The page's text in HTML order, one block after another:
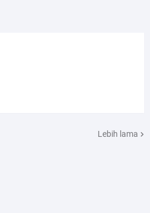
Lebih lama